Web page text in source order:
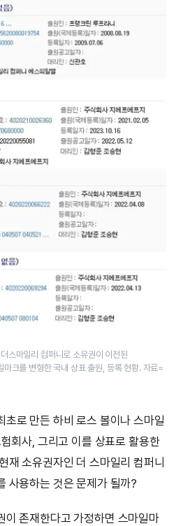
스마일리 컴퍼니로 소유권이 이전된
크를 변형한 국내 상표 출원, 등록 현황. 자료=
초로 만든 하비 로스 볼이나 스마일
회사, 그리고 이를 상표로 활용한
재 소유권자인 더 스마일리 컴퍼니
사용하는 것은 문제가 될까?
이 존재한다고 가정하면 스마일마